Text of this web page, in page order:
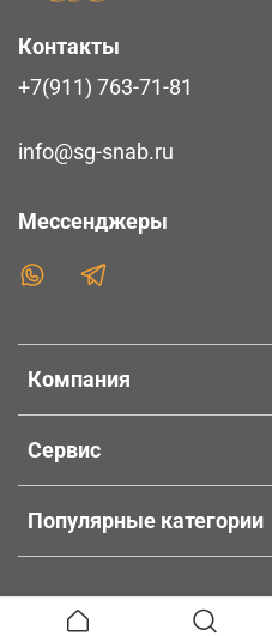
Компания
Сервис
Популярные категории
Контакты
+7(911) 763-71-81
info@sg-snab.ru
Мессенджеры